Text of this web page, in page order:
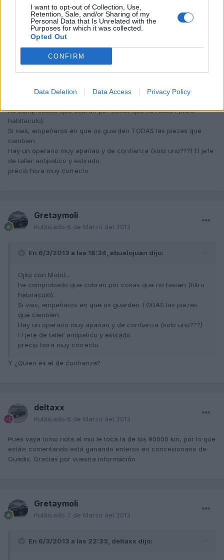
I want to opt-out of Collection, Use,
Retention, Sale, and/or Sharing of my
Personal Data that Is Unrelated with the
Purposes for which it was collected.
Opted Out
CONFIRM
Data Deletion Data Access Privacy Policy
Voy a preguntar en Wadi, porque tengo que pasar la revisión de
30.000 a un A1 pronto y un A3 durante el próximo año.
¿Tienes precios por tipo de revisión? No se como funcionan.
he comprobado que cobran por cosas que no hacen (filtro
habitaculo).
Si vais, empeñaros en que os guarden TODAS las piezas que
cambien
Hay un operario muy apañao y de confianza (solo uno???) El jefe
de taller antipatico y estirado.
precio hora muy correcto
Gretaymoli
Publicado 6 de Marzo del 2013
En 6/3/2013 a las 18:34, abuelojuan dijo:
Ojito con Motril...
he comprobado que cobran por cosas que no hacen (filtro
habitaculo).
Si vais, empeñaros en que os guarden TODAS las piezas
que cambien
Hay un operario muy apañao y de confianza (solo uno???)
El jefe de taller antipatico y estirado.
precio hora muy correcto
Y ¿Quien es el de confianza?
deltaxx
Publicado 6 de Marzo del 2013
Pues vaya tomo nota al mio le toca la de los 90000 km, por lo que
estáis comentando está ganando enteros en concesionario de
Guadix. Gracias por vuestra información
Gretaymoli
Publicado 7 de Marzo del 2013
En 6/3/2013 a las 22:33, deltaxx dijo: